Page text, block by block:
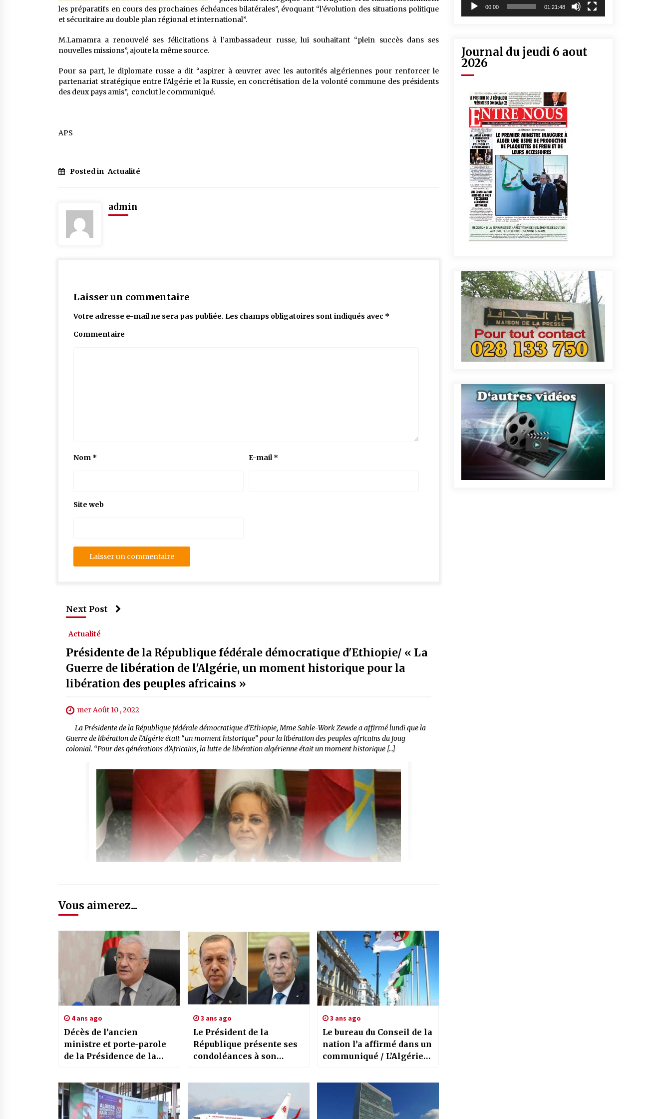
les préparatifs en cours des prochaines échéances bilatérales”, évoquant “l’évolution des situations politique
et sécuritaire au double plan régional et international”.
M.Lamamra a renouvelé ses félicitations à l’ambassadeur russe, lui souhaitant “plein succès dans ses
nouvelles missions”, ajoute la même source.
Pour sa part, le diplomate russe a dit “aspirer à œuvrer avec les autorités algériennes pour renforcer le
partenariat stratégique entre l’Algérie et la Russie, en concrétisation de la volonté commune des présidents
des deux pays amis”, conclut le communiqué.
APS
Posted in Actualité
admin
Laisser un commentaire
Votre adresse e-mail ne sera pas publiée. Les champs obligatoires sont indiqués avec *
Commentaire
Nom * E-mail*
Site web
Next Post
Actualité
Présidente de la République fédérale démocratique d'Ethiopie/ « La
Guerre de libération de l'Algérie, un moment historique pour la
libération des peuples africains »
mer Août 10 , 2022
La Présidente de la République fédérale démocratique d’Ethiopie, Mme Sahle-Work Zewde a affirmé lundi que la
Guerre de libération de l’Algérie était “un moment historique” pour la libération des peuples africains du joug
colonial. “Pour des générations d’Africains, la lutte de libération algérienne était un moment historique […]
Vous aimerez...
4 ans ago
Décès de l’ancien
ministre et porte-parole
de la Présidence de la
Mohand Oussaïd
3 ans ago
Le Président de la
République présente ses
condoléances à son
3 ans ago
Le bureau du Conseil de la
nation l’a affirmé dans un
communiqué / L’Algérie
démocratique
exceptionnel à travers le
projet de redressement du
président de la
00:00 01:21:48
Journal du jeudi 6 aout
2026